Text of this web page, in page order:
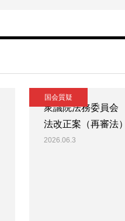
国会質疑
衆議院法務委員
法改正案（再審法
2026.06.3